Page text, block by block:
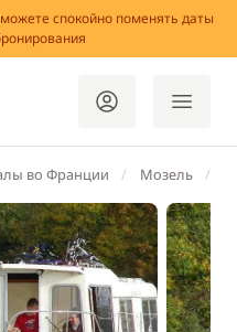
спокойно поменять даты
во Франции Мозель